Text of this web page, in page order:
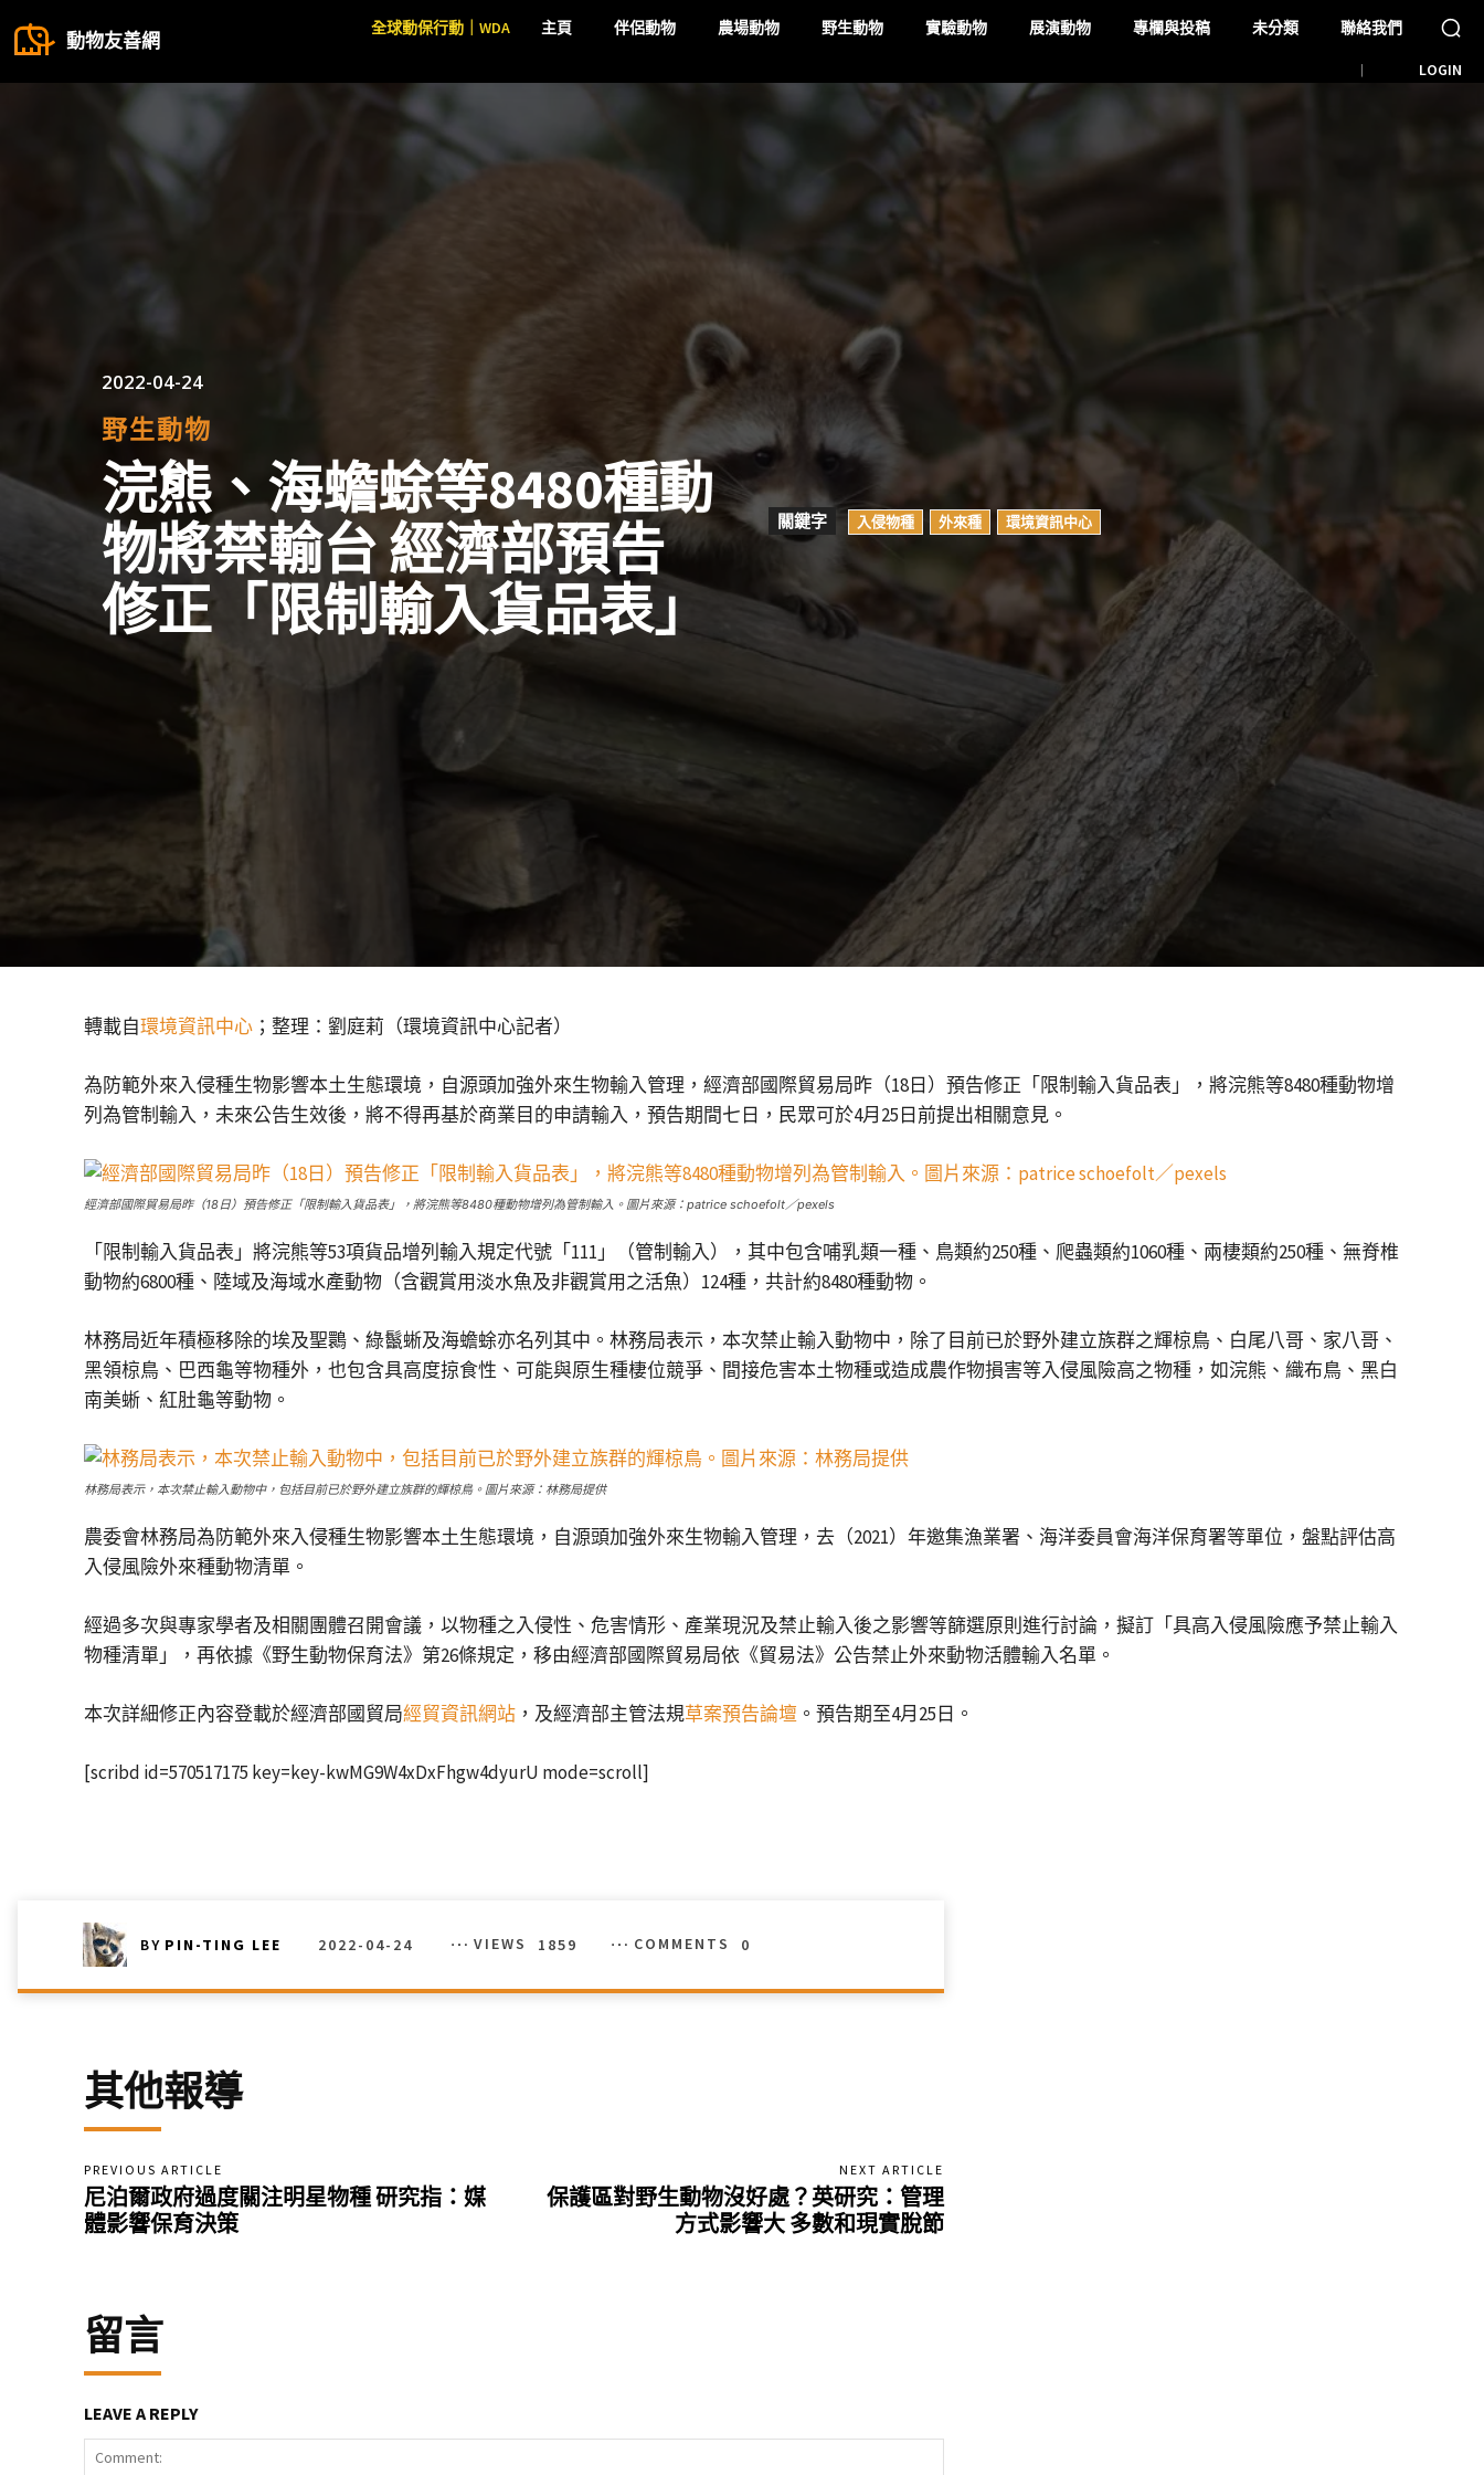
動物友善網
全球動保行動｜WDA 主頁 伴侶動物 農場動物 野生動物 實驗動物 展演動物 專欄與投稿 未分類 聯絡我們
LOGIN
2022-04-24
野生動物
浣熊、海蟾蜍等8480種動
物將禁輸台 經濟部預告
修正「限制輸入貨品表」
關鍵字 入侵物種 外來種 環境資訊中心
轉載自環境資訊中心 ；整理：劉庭莉（環境資訊中心記者）
為防範外來入侵種生物影響本土生態環境，自源頭加強外來生物輸入管理，經濟部國際貿易局昨（18日）預告修正「限制輸入貨品表」，將浣熊等8480種動物增
列為管制輸入，未來公告生效後，將不得再基於商業目的申請輸入，預告期間七日，民眾可於4月25日前提出相關意見。
經濟部國際貿易局昨（18日）預告修正「限制輸入貨品表」，將浣熊等8480種動物增列為管制輸入。圖片來源：patrice schoefolt／pexels
「限制輸入貨品表」將浣熊等53項貨品增列輸入規定代號「111」（管制輸入），其中包含哺乳類一種、鳥類約250種、爬蟲類約1060種、兩棲類約250種、無脊椎
動物約6800種、陸域及海域水產動物（含觀賞用淡水魚及非觀賞用之活魚）124種，共計約8480種動物。
林務局近年積極移除的埃及聖䴉、綠鬣蜥及海蟾蜍亦名列其中。林務局表示，本次禁止輸入動物中，除了目前已於野外建立族群之輝椋鳥、白尾八哥、家八哥、
黑領椋鳥、巴西龜等物種外，也包含具高度掠食性、可能與原生種棲位競爭、間接危害本土物種或造成農作物損害等入侵風險高之物種，如浣熊、織布鳥、黑白
南美蜥、紅肚龜等動物。
林務局表示，本次禁止輸入動物中，包括目前已於野外建立族群的輝椋鳥。圖片來源：林務局提供
農委會林務局為防範外來入侵種生物影響本土生態環境，自源頭加強外來生物輸入管理，去（2021）年邀集漁業署、海洋委員會海洋保育署等單位，盤點評估高
入侵風險外來種動物清單。
經過多次與專家學者及相關團體召開會議，以物種之入侵性、危害情形、產業現況及禁止輸入後之影響等篩選原則進行討論，擬訂「具高入侵風險應予禁止輸入
物種清單」，再依據《野生動物保育法》第26條規定，移由經濟部國際貿易局依《貿易法》公告禁止外來動物活體輸入名單。
本次詳細修正內容登載於經濟部國貿局經貿資訊網站 ，及經濟部主管法規草案預告論壇 。預告期至4月25日。
[scribd id=570517175 key=key-kwMG9W4xDxFhgw4dyurU mode=scroll]
BY PIN-TING LEE 2022-04-24 VIEWS 1859 COMMENTS 0
其他報導
PREVIOUS ARTICLE
尼泊爾政府過度關注明星物種 研究指：媒
體影響保育決策
NEXT ARTICLE
保護區對野生動物沒好處？英研究：管理
方式影響大 多數和現實脫節
留言
LEAVE A REPLY